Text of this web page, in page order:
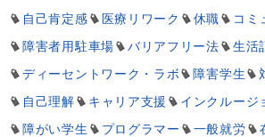
自己肯定感
医療リワーク 休職
コミ
障害者用駐車場
バリアフリー法 生活
ディーセントワーク・ラボ
障害学生
自己理解
キャリア支援 インクルージ
障がい学生
プログラマー 一般就労